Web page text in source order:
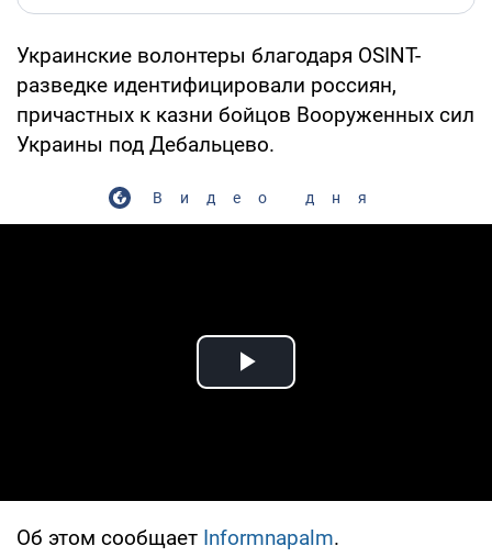
Украинские волонтеры благодаря OSINT-
разведке идентифицировали россиян,
причастных к казни бойцов Вооруженных сил
Украины под Дебальцево.
Видео дня
Play Video
Об этом сообщает Informnapalm.